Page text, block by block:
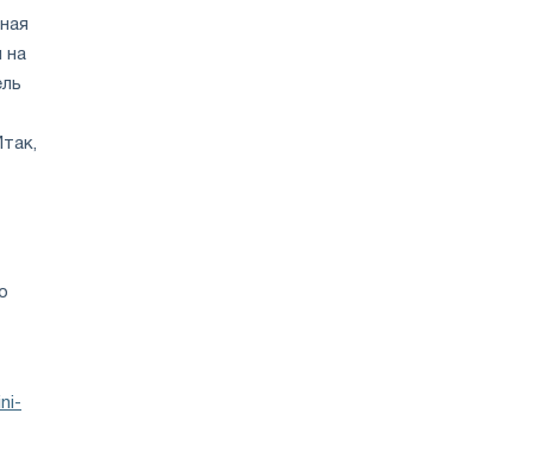
на